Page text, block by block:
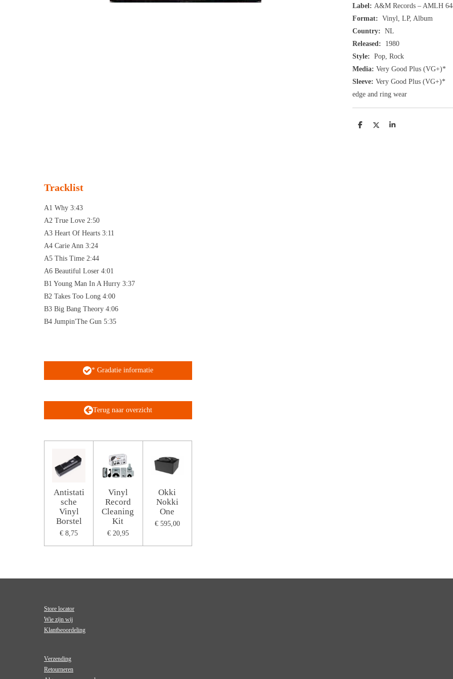
Label: A&M Records ‎– AMLH
Format: Vinyl, LP, Album
Country: NL
Released: 1980
Style: Pop, Rock
Media: Very Good Plus (VG+)*
Sleeve: Very Good Plus (VG+)*
edge and ring wear
D
D
S
Tracklist
A1 Why 3:43
A2 True Love 2:50
A3 Heart Of Hearts 3:11
A4 Carie Ann 3:24
A5 This Time 2:44
A6 Beautiful Loser 4:01
B1 Young Man In A Hurry 3:37
B2 Takes Too Long 4:00
B3 Big Bang Theory 4:06
B4 Jumpin'The Gun 5:35
* Gradatie informatie
Terug naar overzicht
Antistati
sche
Vinyl
Borstel
€ 8,75
Vinyl
Record
Cleaning
Kit
€ 20,95
Okki
Nokki
One
€ 595,00
Store locator
Wie zijn wij
Klantbeoordeling
Verzending
Retourneren